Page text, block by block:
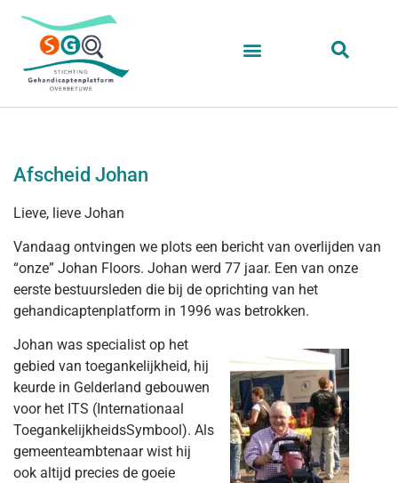
Afscheid Johan
Lieve, lieve Johan
Vandaag ontvingen we plots een bericht van overlijden van
“onze” Johan Floors. Johan werd 77 jaar. Een van onze
eerste bestuursleden die bij de oprichting van het
gehandicaptenplatform in 1996 was betrokken.
Johan was specialist op het
gebied van toegankelijkheid, hij
keurde in Gelderland gebouwen
voor het ITS (Internationaal
ToegankelijkheidsSymbool). Als
gemeenteambtenaar wist hij
ook altijd precies de goeie